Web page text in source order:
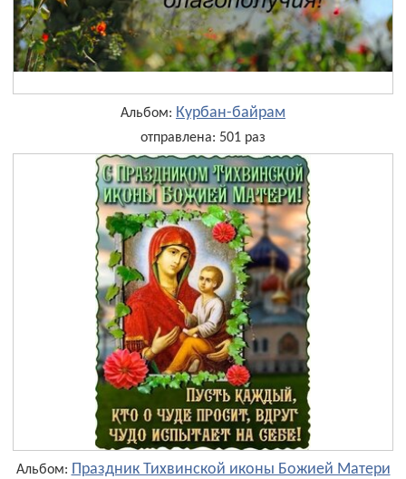
Альбом: Курбан-байрам
отправлена: 501 раз
Альбом: Праздник Тихвинской иконы Божией Матери